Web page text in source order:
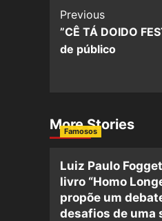
Post
Previous
”CÊ TÁ DOIDO
de público
More Stories
Famosos
Luiz Paulo
livro “Homo
propõe um
desafios de uma